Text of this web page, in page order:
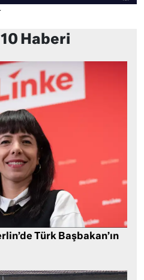
Haberi
Türk Başbakan’ın